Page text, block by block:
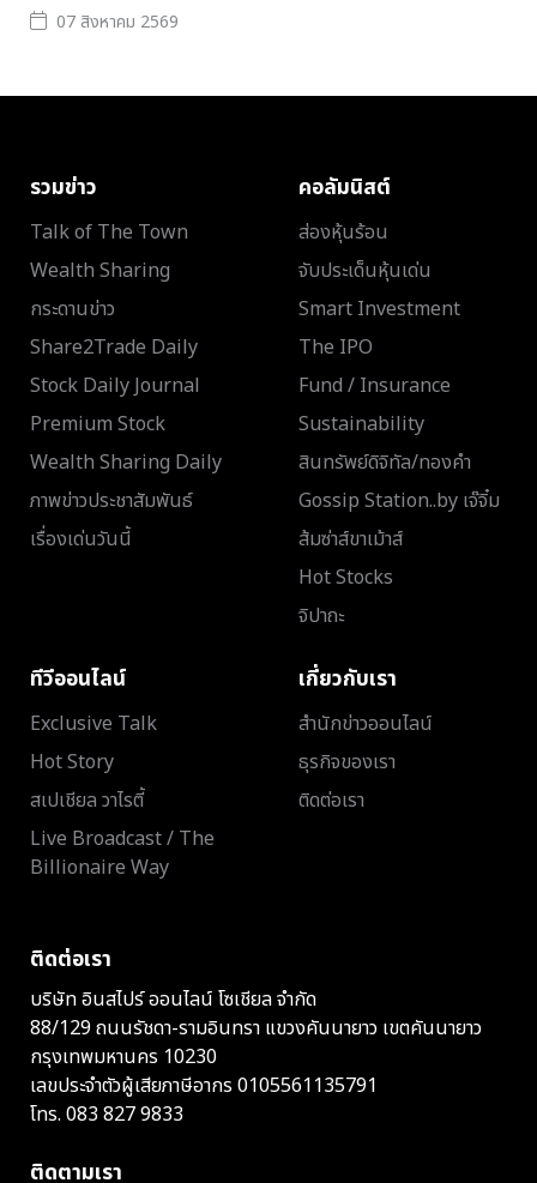
07 สิงหาคม 2569
รวมข่าว
Talk of The Town
Wealth Sharing
กระดานข่าว
Share2Trade Daily
Stock Daily Journal
Premium Stock
Wealth Sharing Daily
ภาพข่าวประชาสัมพันธ์
เรื่องเด่นวันนี้
คอลัมนิสต์
ส่องหุ้นร้อน
จับประเด็นหุ้นเด่น
Smart Investment
The IPO
Fund / Insurance
Sustainability
สินทรัพย์ดิจิทัล/ทองคำ
Gossip Station..by เจ๊จิ๋ม
ส้มซ่าส์ขาเม้าส์
Hot Stocks
จิปาถะ
ทีวีออนไลน์
Exclusive Talk
Hot Story
สเปเชียล วาไรตี้
Live Broadcast / The
Billionaire Way
เกี่ยวกับเรา
สำนักข่าวออนไลน์
ธุรกิจของเรา
ติดต่อเรา
ติดต่อเรา
บริษัท อินสไปร์ ออนไลน์ โซเชียล จำกัด
88/129 ถนนรัชดา-รามอินทรา แขวงคันนายาว เขตคันนายาว
กรุงเทพมหานคร 10230
เลขประจำตัวผู้เสียภาษีอากร 0105561135791
โทร. 083 827 9833
ติดตามเรา